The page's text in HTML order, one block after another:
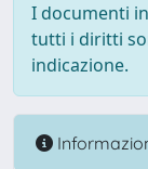
I documenti
tutti i diritti
indicazione.